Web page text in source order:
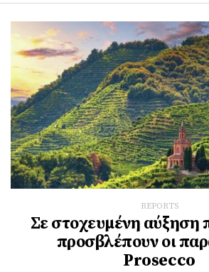
REPORTS
Σε στοχευμένη αύξηση
προσβλέπουν οι
Prosecco